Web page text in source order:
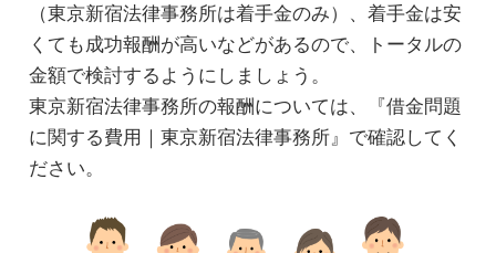
（東京新宿法律事務所は着手金のみ）、着手金は安
くても成功報酬が高いなどがあるので、トータルの
金額で検討するようにしましょう。
東京新宿法律事務所の報酬については、『借金問題
に関する費用｜東京新宿法律事務所』で確認してく
ださい。